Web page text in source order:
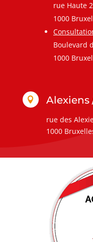
rue Haute
1000
Boulevard
1000
 Alexiens
rue des
1000